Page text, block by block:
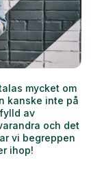
mycket om
kanske inte på
av
och det
vi begreppen
ihop!